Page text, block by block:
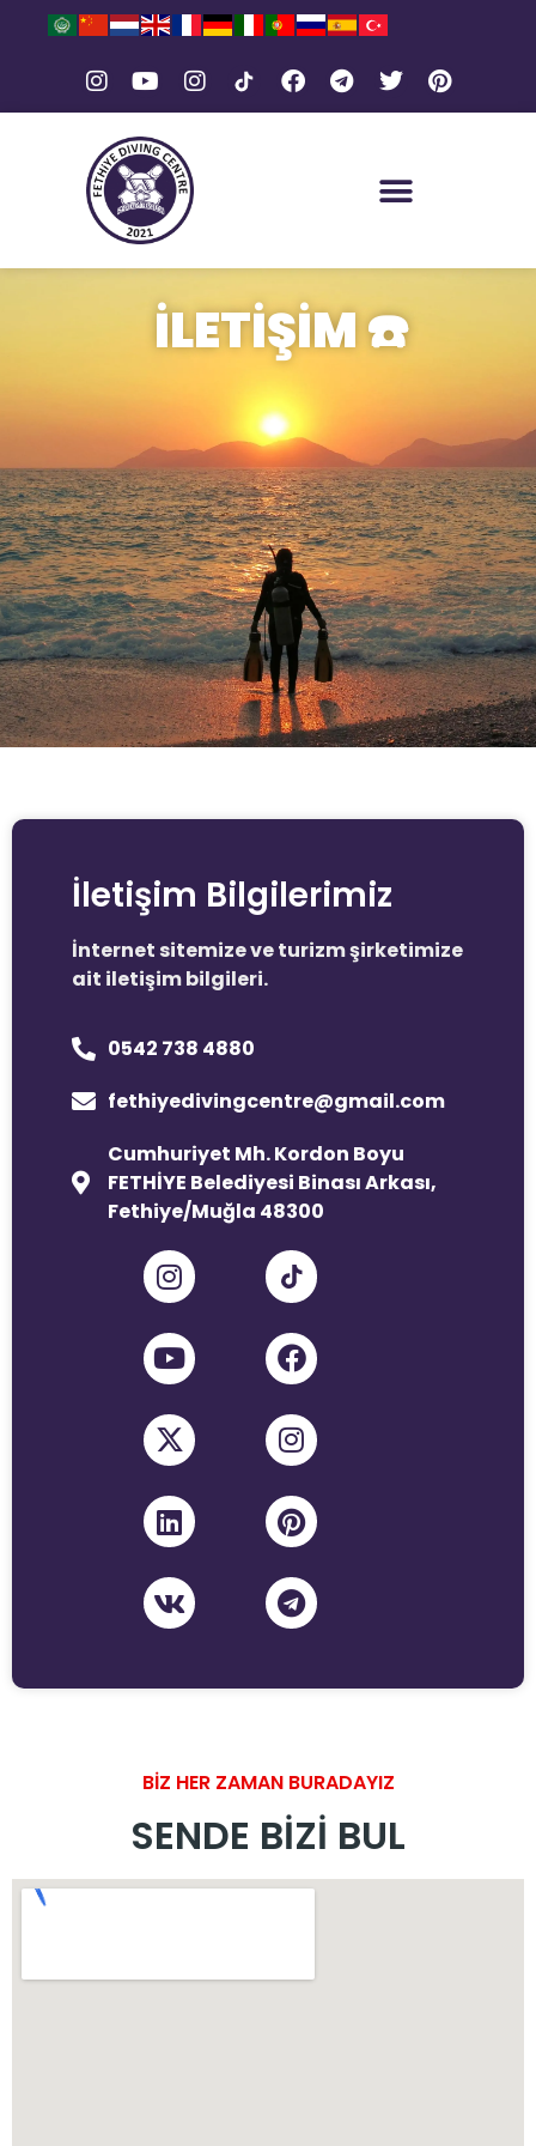
İLETİŞİM☎️
İletişim Bilgilerimiz
İnternet sitemize ve turizm şirketimize
ait iletişim bilgileri.
0542 738 4880
fethiyedivingcentre@gmail.com
Cumhuriyet Mh. Kordon Boyu
FETHİYE Belediyesi Binası Arkası,
Fethiye/Muğla 48300
BİZ HER ZAMAN BURADAYIZ
SENDE BİZİ BUL